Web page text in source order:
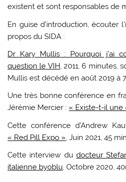
existent et sont responsables de
En guise d’introduction, écouter
propos du SIDA :
Dr Kary Mullis : Pourquoi j’ai
question le VIH, 2011, 6 minutes,
Mullis est décédé en août 2019 à
Une très bonne conférence en
Jérémie Mercier :« Existe-t-il une
Cette conférence d’Andrew
« Red Pill Expo », Juin 2021, 45
Cette interview du docteur
italienne byoblu, Octobre 2020,